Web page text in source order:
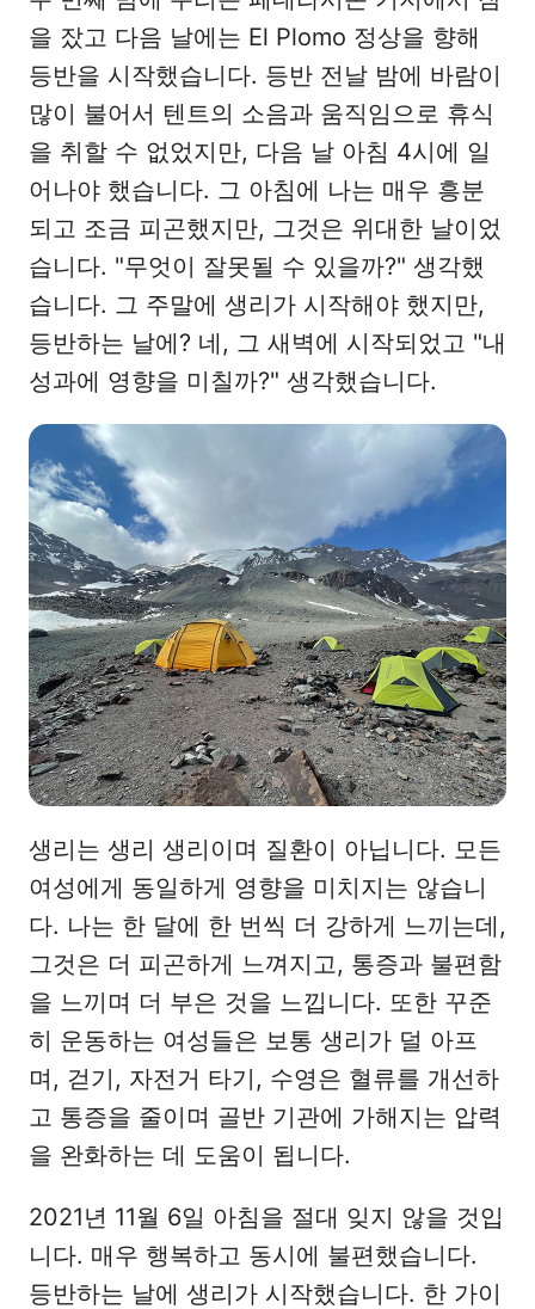
을 잤고 다음 날에는 El Plomo 정상을 향해
등반을 시작했습니다. 등반 전날 밤에 바람이
많이 불어서 텐트의 소음과 움직임으로 휴식
을 취할 수 없었지만, 다음 날 아침 4시에 일
어나야 했습니다. 그 아침에 나는 매우 흥분
되고 조금 피곤했지만, 그것은 위대한 날이었
습니다. "무엇이 잘못될 수 있을까?" 생각했
습니다. 그 주말에 생리가 시작해야 했지만,
등반하는 날에? 네, 그 새벽에 시작되었고 "내
성과에 영향을 미칠까?" 생각했습니다.
생리는 생리 생리이며 질환이 아닙니다. 모든
여성에게 동일하게 영향을 미치지는 않습니
다. 나는 한 달에 한 번씩 더 강하게 느끼는데,
그것은 더 피곤하게 느껴지고, 통증과 불편함
을 느끼며 더 부은 것을 느낍니다. 또한 꾸준
히 운동하는 여성들은 보통 생리가 덜 아프
며, 걷기, 자전거 타기, 수영은 혈류를 개선하
고 통증을 줄이며 골반 기관에 가해지는 압력
을 완화하는 데 도움이 됩니다.
2021년 11월 6일 아침을 절대 잊지 않을 것입
니다. 매우 행복하고 동시에 불편했습니다.
등반하는 날에 생리가 시작했습니다. 한 가이